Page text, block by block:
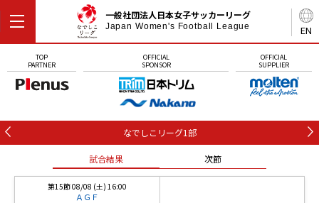
EN
一般社団法人日本女子サッカーリーグ
Japan Women's Football League
TOP
PARTNER
OFFICIAL
SPONSOR
OFFICIAL
SUPPLIER
なでしこリーグ1部
試合結果 次節
第15節 08/08 (土) 16:00
ＡＧＦ